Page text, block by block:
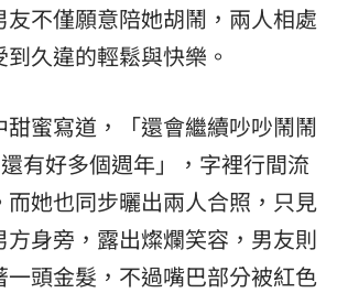
友不僅願意陪她胡鬧，兩人相處
久違的輕鬆與快樂。
蜜寫道，「還會繼續吵吵鬧鬧
還有好多個週年」，字裡行間流
而她也同步曬出兩人合照，只見
身旁，露出燦爛笑容，男友則
頭金髮，不過嘴巴部分被紅色